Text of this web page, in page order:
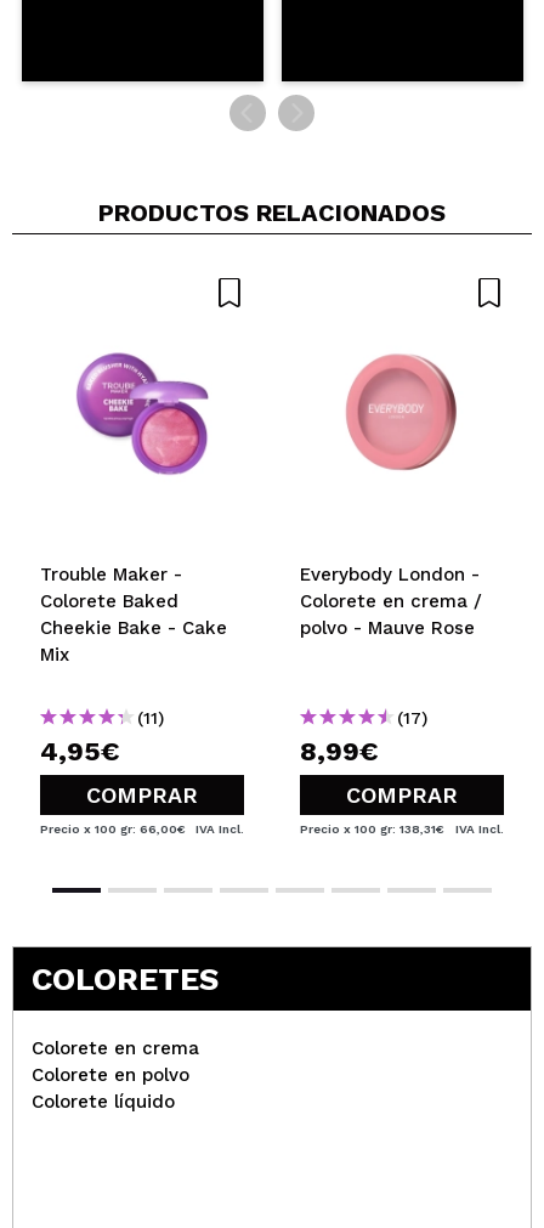
PRODUCTOS RELACIONADOS
Trouble Maker -
Colorete Baked
Cheekie Bake - Cake
Mix
(11)
4,95€
COMPRAR
Precio x 100 gr: 66,00€ IVA Incl.
Everybody London -
Colorete en crema /
polvo - Mauve Rose
(17)
8,99€
COMPRAR
Precio x 100 gr: 138,31€ IVA Incl.
COLORETES
Colorete en crema
Colorete en polvo
Colorete líquido